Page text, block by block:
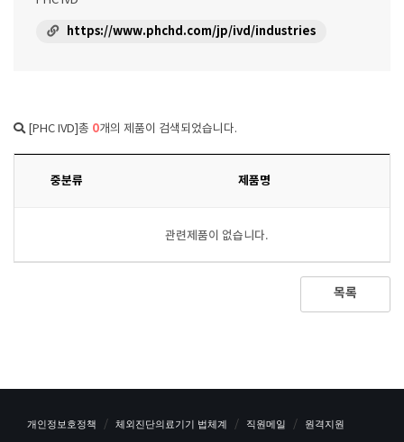
https://www.phchd.com/jp/ivd/industries
[PHC IVD]총 0개의 제품이 검색되었습니다.
중분류 제품명
관련제품이 없습니다.
목록
개인정보호정책 체외진단의료기기 법체계 직원메일 원격지원